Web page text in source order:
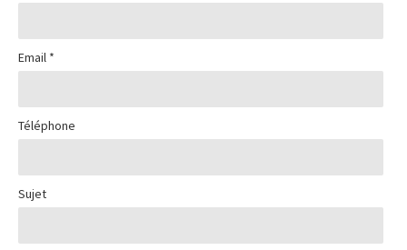
BOUTIQUE
Email *
Téléphone
Sujet